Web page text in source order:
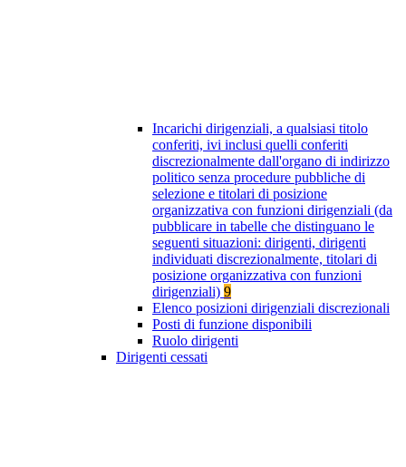
Incarichi dirigenziali, a qualsiasi titolo
conferiti, ivi inclusi quelli conferiti
discrezionalmente dall'organo di indirizzo
politico senza procedure pubbliche di
selezione e titolari di posizione
organizzativa con funzioni dirigenziali (da
pubblicare in tabelle che distinguano le
seguenti situazioni: dirigenti, dirigenti
individuati discrezionalmente, titolari di
posizione organizzativa con funzioni
dirigenziali) 9
Elenco posizioni dirigenziali discrezionali
Posti di funzione disponibili
Ruolo dirigenti
Dirigenti cessati